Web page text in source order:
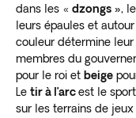
dans les « dzongs »,
leurs épaules et
couleur détermine leur
membres du
pour le roi et beige
Le tir à l’arcest le
sur les terrains de